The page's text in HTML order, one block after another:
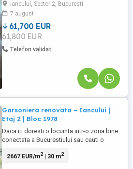
„Iulia Hasdeu”. Locuința este amplasată la
etajul 9 din 10 al unui imobil construit în
anul 1965, ...
iancului, Sector 2, Bucuresti
7 august
61,700 EUR
61,800 EUR
Telefon validat
Garsoniera renovata – Iancului |
Etaj 2 | Bloc 1978
Daca iti doresti o locuinta intr-o zona bine
conectata a Bucurestiului sau cauti o
inchiriere, aceasta garsoniera din zona
2667 EUR/m2| 30 m2